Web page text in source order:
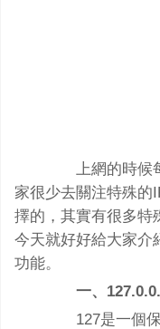
上網的時候每
家很少去關注特殊的
擇的，其實有很多特
今天就好好給大家介
功能。
一、
127是一個保